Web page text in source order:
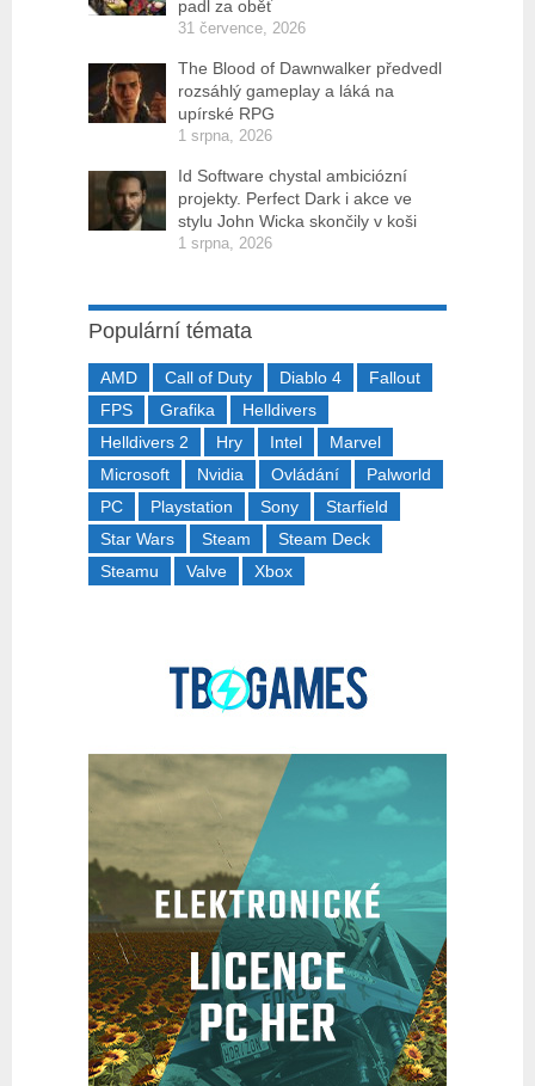
padl za oběť
31 července, 2026
The Blood of Dawnwalker předvedl
rozsáhlý gameplay a láká na
upírské RPG
1 srpna, 2026
Id Software chystal ambiciózní
projekty. Perfect Dark i akce ve
stylu John Wicka skončily v koši
1 srpna, 2026
Populární témata
AMD Call of Duty Diablo 4
Fallout
FPS
Grafika
Helldivers
Helldivers 2
Hry Intel
Marvel
Microsoft
Nvidia Ovládání
Palworld
PC
Playstation Sony
Starfield
Star Wars
Steam
Steam Deck
Steamu
Valve Xbox